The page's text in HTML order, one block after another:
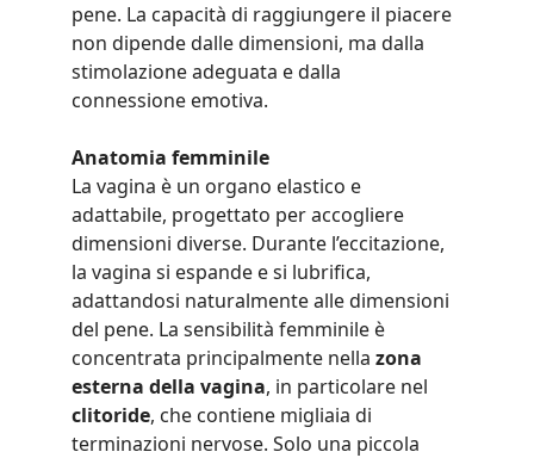
pene. La capacità di raggiungere il piacere
non dipende dalle dimensioni, ma dalla
stimolazione adeguata e dalla
connessione emotiva.
Anatomia femminile
La vagina è un organo elastico e
adattabile, progettato per accogliere
dimensioni diverse. Durante l’eccitazione,
la vagina si espande e si lubrifica,
adattandosi naturalmente alle dimensioni
del pene. La sensibilità femminile è
concentrata principalmente nella zona
esterna della vagina, in particolare nel
clitoride, che contiene migliaia di
terminazioni nervose. Solo una piccola